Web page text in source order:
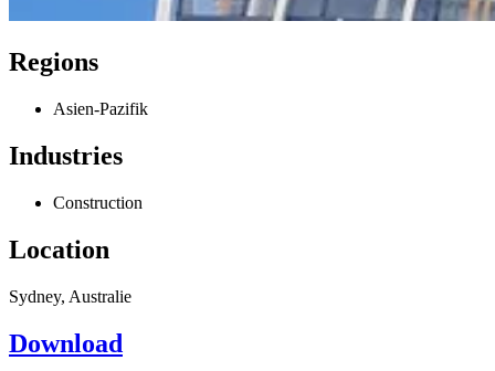
Regions
Asien-Pazifik
Industries
Construction
Location
Sydney, Australie
Download